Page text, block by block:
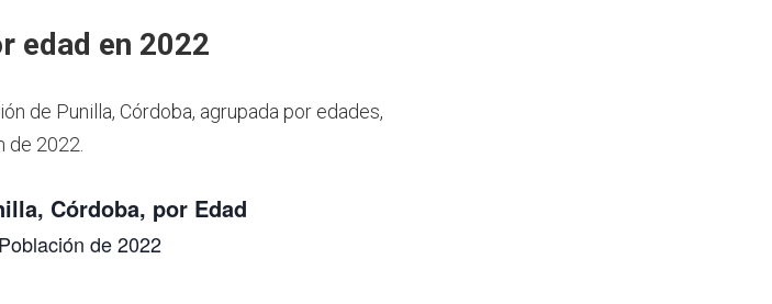
edad en 2022
de Punilla, Córdoba, agrupada por edades,
de 2022.